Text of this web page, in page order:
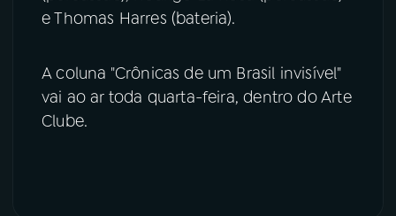
e Thomas Harres (bateria).
A coluna "Crônicas de um Brasil invisível"
vai ao ar toda quarta-feira, dentro do Arte
Clube.